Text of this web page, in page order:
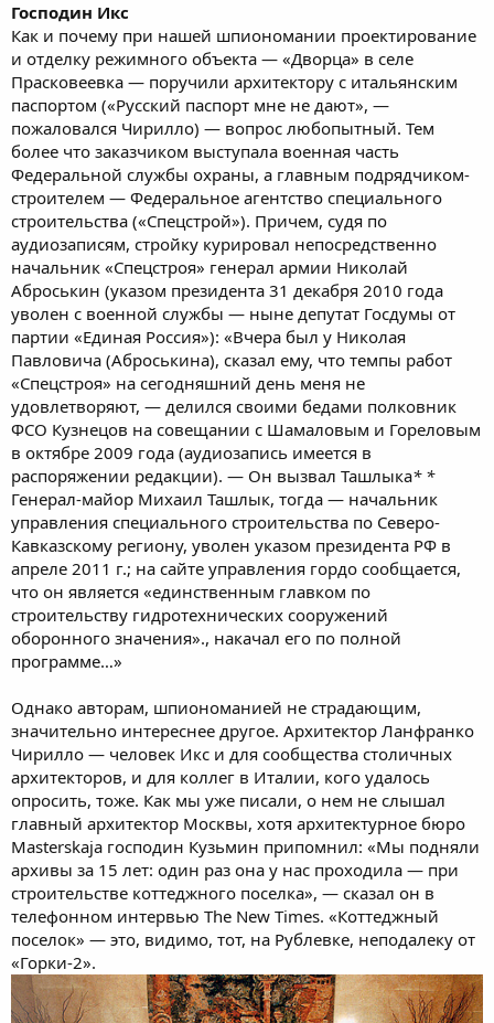
Господин Икс
Как и почему при нашей шпиономании проектирование
и отделку режимного объекта — «Дворца» в селе
Прасковеевка — поручили архитектору с итальянским
паспортом («Русский паспорт мне не дают», —
пожаловался Чирилло) — вопрос любопытный. Тем
более что заказчиком выступала военная часть
Федеральной службы охраны, а главным подрядчиком-
строителем — Федеральное агентство специального
строительства («Спецстрой»). Причем, судя по
аудиозаписям, стройку курировал непосредственно
начальник «Спецстроя» генерал армии Николай
Аброськин (указом президента 31 декабря 2010 года
уволен с военной службы — ныне депутат Госдумы от
партии «Единая Россия»): «Вчера был у Николая
Павловича (Аброськина), сказал ему, что темпы работ
«Спецстроя» на сегодняшний день меня не
удовлетворяют, — делился своими бедами полковник
ФСО Кузнецов на совещании с Шамаловым и Гореловым
в октябре 2009 года (аудиозапись имеется в
распоряжении редакции). — Он вызвал Ташлыка* *
Генерал-майор Михаил Ташлык, тогда — начальник
управления специального строительства по Северо-
Кавказскому региону, уволен указом президента РФ в
апреле 2011 г.; на сайте управления гордо сообщается,
что он является «единственным главком по
строительству гидротехнических сооружений
оборонного значения»., накачал его по полной
программе…»
Однако авторам, шпиономанией не страдающим,
значительно интереснее другое. Архитектор Ланфранко
Чирилло — человек Икс и для сообщества столичных
архитекторов, и для коллег в Италии, кого удалось
опросить, тоже. Как мы уже писали, о нем не слышал
главный архитектор Москвы, хотя архитектурное бюро
Masterskaja господин Кузьмин припомнил: «Мы подняли
архивы за 15 лет: один раз она у нас проходила — при
строительстве коттеджного поселка», — сказал он в
телефонном интервью The New Times. «Коттеджный
поселок» — это, видимо, тот, на Рублевке, неподалеку от
«Горки-2».